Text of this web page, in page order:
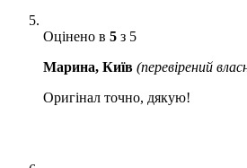
Оцінено в 5 з 5
Марина, Київ (перевірений
Оригінал точно, дякую!